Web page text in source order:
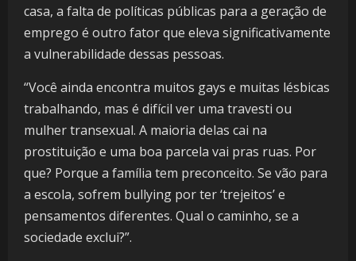
casa, a falta de políticas públicas para a geração de
emprego é outro fator que eleva significativamente
a vulnerabilidade dessas pessoas.
“Você ainda encontra muitos gays e muitas lésbicas
trabalhando, mas é difícil ver uma travesti ou
mulher transexual. A maioria delas cai na
prostituição e uma boa parcela vai pras ruas. Por
que? Porque a família tem preconceito. Se vão para
a escola, sofrem bullying por ter ‘trejeitos’ e
pensamentos diferentes. Qual o caminho, se a
sociedade exclui?”.